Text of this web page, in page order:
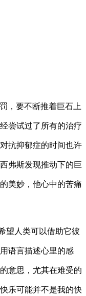
，要不断推着巨石上
尝试过了所有的治疗
抗抑郁症的时间也许
弗斯发现推动下的巨
美妙，他心中的苦痛
望人类可以借助它彼
语言描述心里的感
意思，尤其在难受的
乐可能并不是我的快